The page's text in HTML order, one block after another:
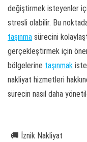
değiştirmek isteyenler
stresli olabilir. Bu
taşınma sürecini
gerçekleştirmek için
bölgelerine taşınmak
nakliyat hizmetleri
sürecin nasıl daha
🚚 İznik Nakliyat